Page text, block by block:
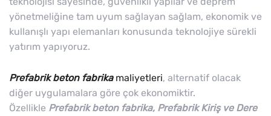
yönetmeliğine tam uyum sağlayan sağlam, ekonomik ve
kullanışlı yapı elemanları konusunda teknolojiye sürekli
yatırım yapıyoruz.
Prefabrik beton fabrikamaliyetleri, alternatif olacak
diğer uygulamalara göre çok ekonomiktir.
Özellikle Prefabrik beton fabrika, Prefabrik Kiriş ve Dere